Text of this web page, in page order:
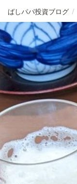
ばしパパ投資ブログ /